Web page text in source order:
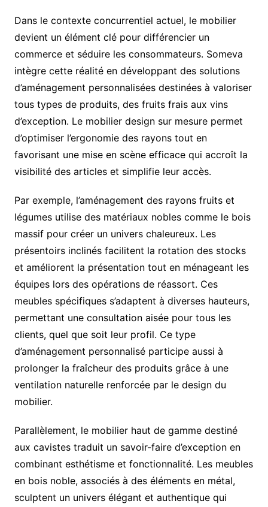
Dans le contexte concurrentiel actuel, le mobilier
devient un élément clé pour différencier un
commerce et séduire les consommateurs. Someva
intègre cette réalité en développant des solutions
d’aménagement personnalisées destinées à valoriser
tous types de produits, des fruits frais aux vins
d’exception. Le mobilier design sur mesure permet
d’optimiser l’ergonomie des rayons tout en
favorisant une mise en scène efficace qui accroît la
visibilité des articles et simplifie leur accès.
Par exemple, l’aménagement des rayons fruits et
légumes utilise des matériaux nobles comme le bois
massif pour créer un univers chaleureux. Les
présentoirs inclinés facilitent la rotation des stocks
et améliorent la présentation tout en ménageant les
équipes lors des opérations de réassort. Ces
meubles spécifiques s’adaptent à diverses hauteurs,
permettant une consultation aisée pour tous les
clients, quel que soit leur profil. Ce type
d’aménagement personnalisé participe aussi à
prolonger la fraîcheur des produits grâce à une
ventilation naturelle renforcée par le design du
mobilier.
Parallèlement, le mobilier haut de gamme destiné
aux cavistes traduit un savoir-faire d’exception en
combinant esthétisme et fonctionnalité. Les meubles
en bois noble, associés à des éléments en métal,
sculptent un univers élégant et authentique qui